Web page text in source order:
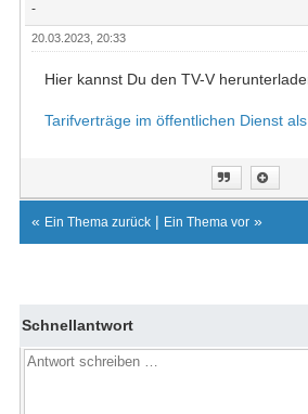
-
20.03.2023, 20:33
Hier kannst Du den TV-V
Tarifverträge im öffentlichen Dienst
« Ein Thema zurück| Ein Thema vor»
Schnellantwort